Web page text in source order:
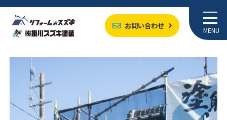
お問い合わせ MENU